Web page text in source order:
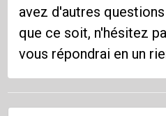
avez d'autres
que ce soit, n'hésitez
vous répondrai en un